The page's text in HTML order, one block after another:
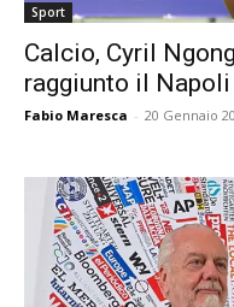
Sport
Calcio, Cyril
raggiunto il Napoli
Fabio Maresca - 20 Gennaio